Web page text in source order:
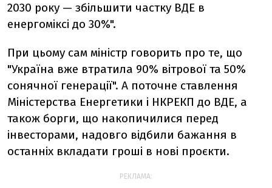
2030 року — збільшити частку ВДЕ в
енергоміксі до 30%".
При цьому сам міністр говорить про те, що
"Україна вже втратила 90% вітрової та 50%
сонячної генерації". А поточне ставлення
Міністерства Енергетики і НКРЕКП до ВДЕ, а
також борги, що накопичилися перед
інвесторами, надовго відбили бажання в
останніх вкладати гроші в нові проєкти.
РЕКЛАМА: